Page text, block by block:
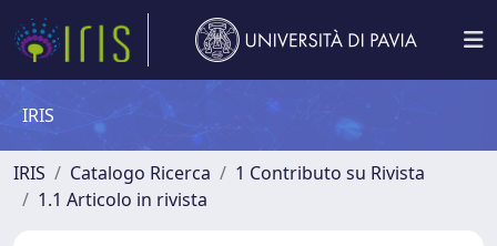
IRIS
IRIS Catalogo Ricerca
1 Contributo su Rivista
1.1 Articolo in rivista